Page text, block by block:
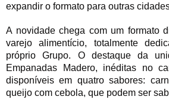
expandir o formato para outras
A novidade chega com um formato
varejo alimentício, totalmente
próprio Grupo. O destaque da
Empanadas Madero, inéditas no
disponíveis em quatro sabores:
queijo com cebola, que podem ser